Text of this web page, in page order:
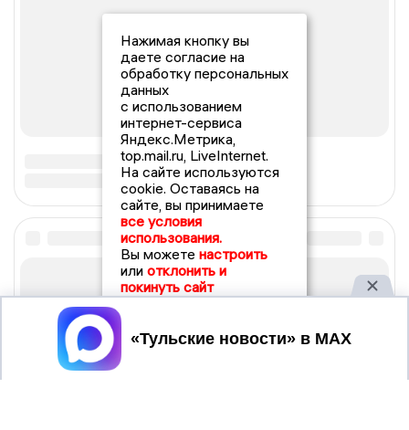
Нажимая кнопку вы
даете согласие на
обработку персональных
данных
с использованием
интернет-сервиса
Яндекс.Метрика,
top.mail.ru, LiveInternet.
На сайте используются
cookie. Оставаясь на
сайте, вы принимаете
все условия
использования.
Вы можете настроить
или отклонить и
покинуть сайт
Принять